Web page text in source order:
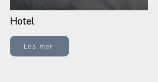
Hotel
Les mer